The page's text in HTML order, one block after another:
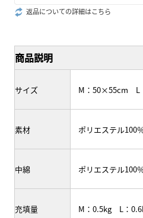
返品についての詳細はこちら
商品説明
サイズ M：50×55cm L
素材 ポリエステル100
中綿 ポリエステル100
充填量 M：0.5kg L：